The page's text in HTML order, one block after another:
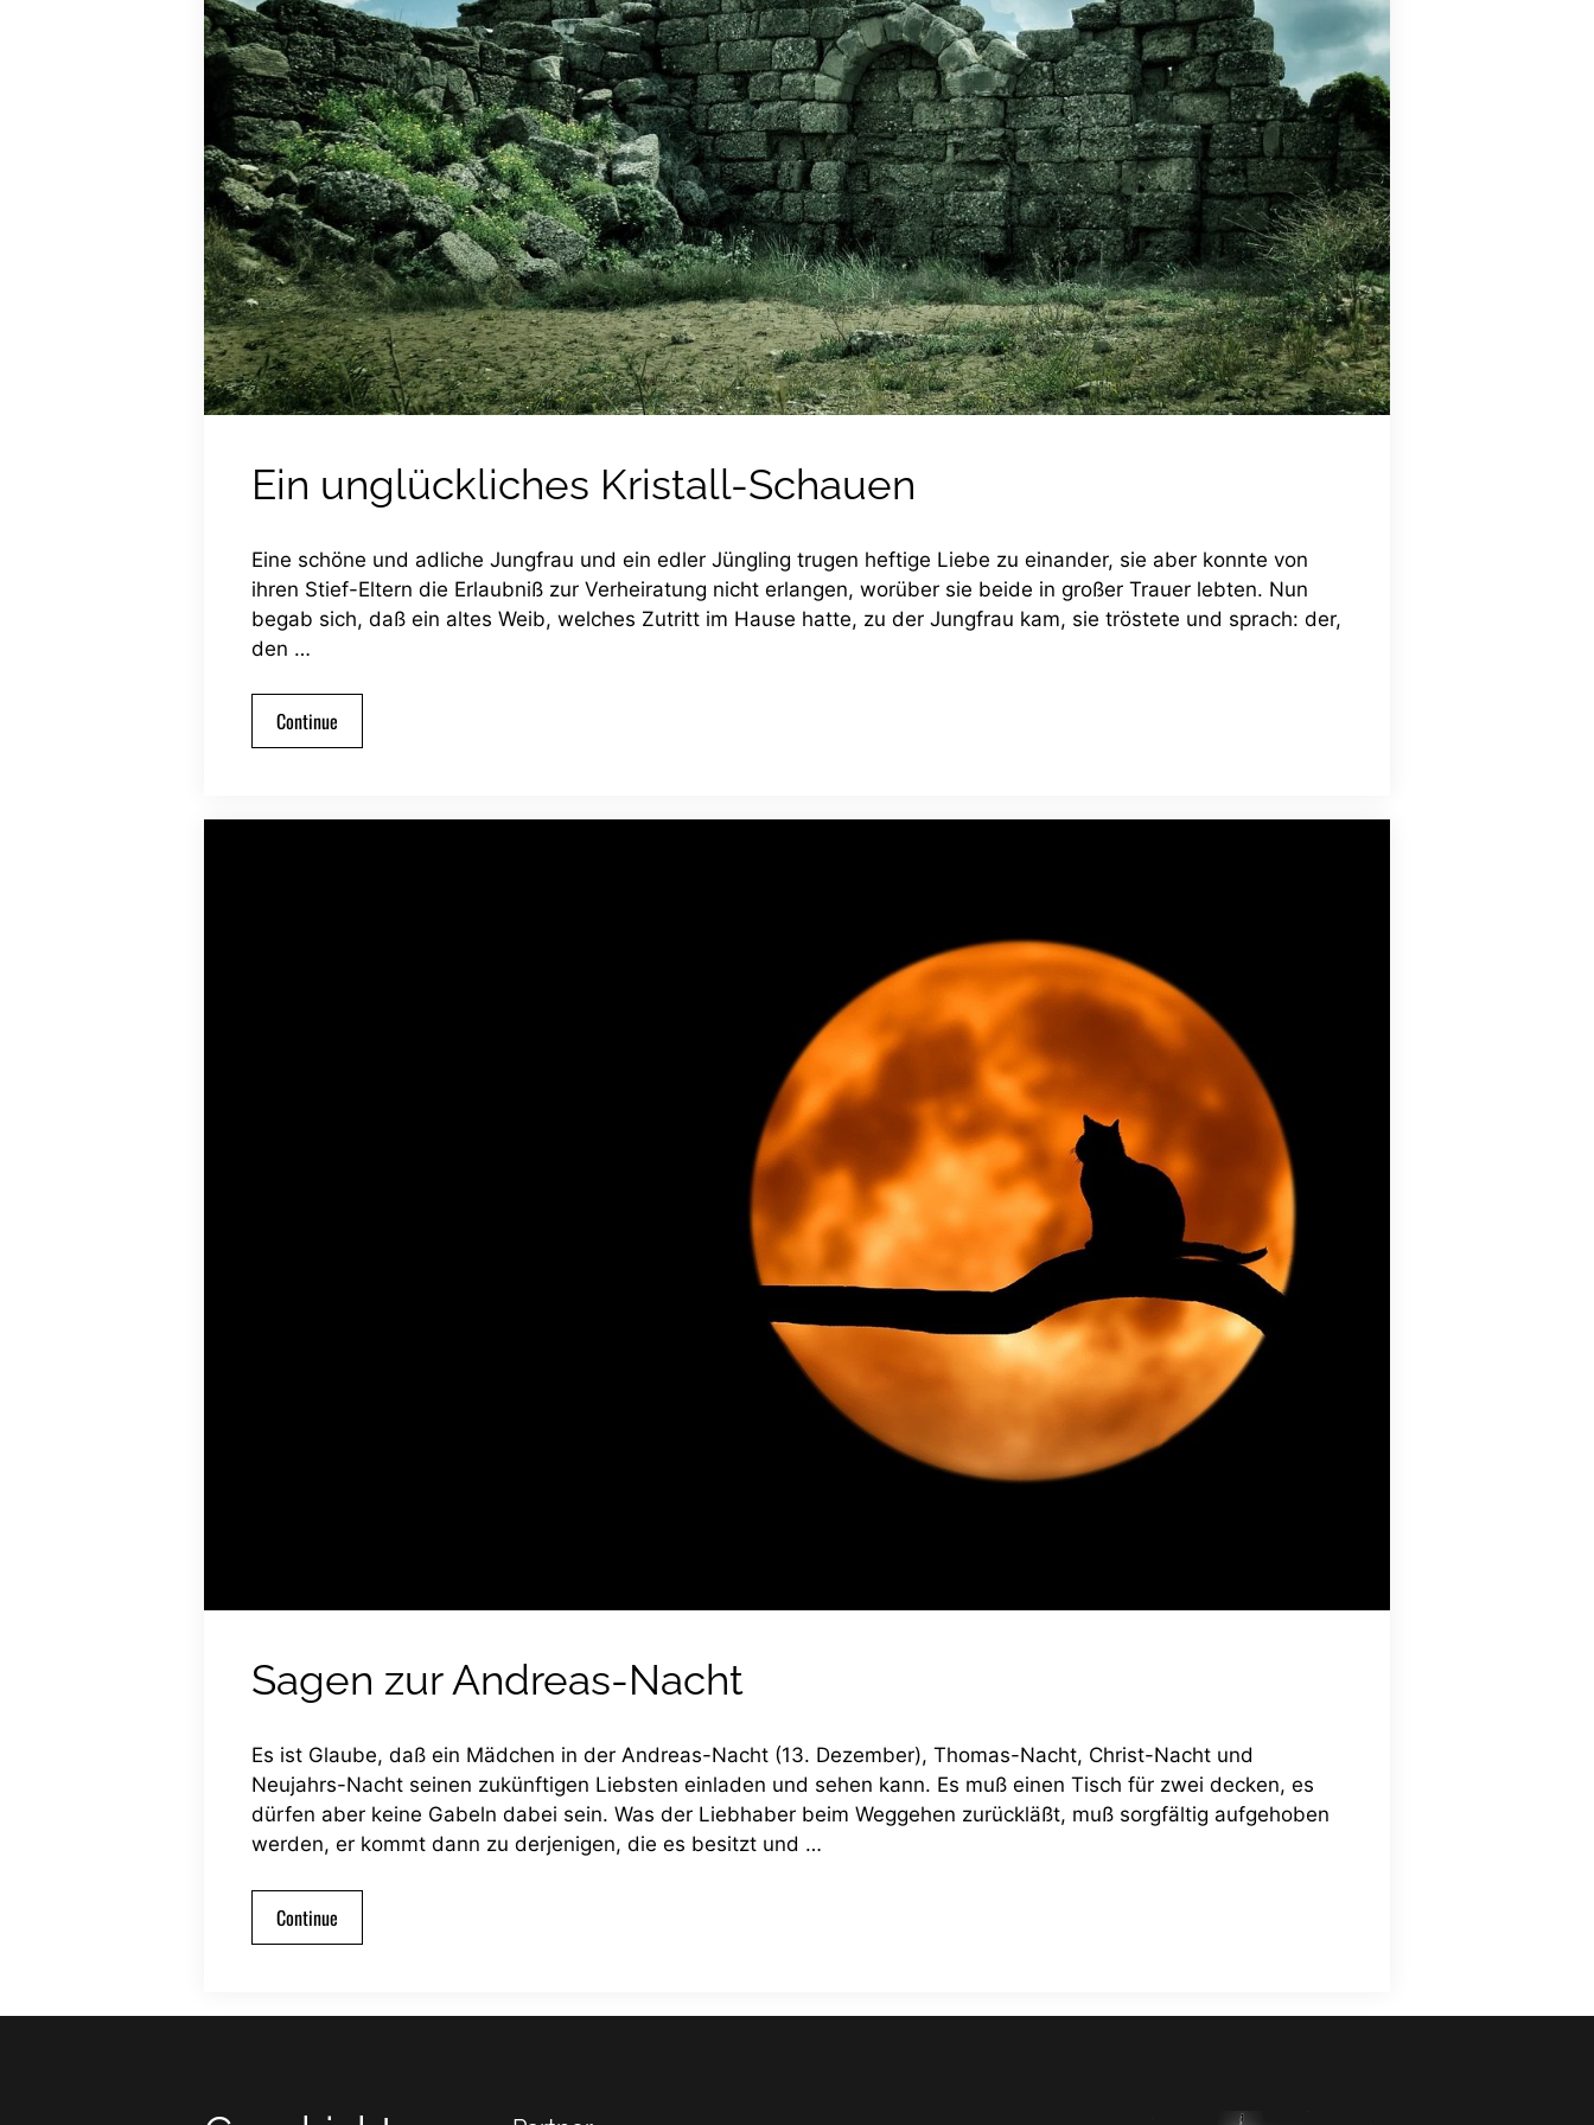
Ein unglückliches Kristall-Schauen
Eine schöne und adliche Jungfrau und ein edler Jüngling trugen heftige Liebe zu einander, sie aber konnte von
ihren Stief-Eltern die Erlaubniß zur Verheiratung nicht erlangen, worüber sie beide in großer Trauer lebten. Nun
begab sich, daß ein altes Weib, welches Zutritt im Hause hatte, zu der Jungfrau kam, sie tröstete und sprach: der,
den …
Continue
Sagen zur Andreas-Nacht
Es ist Glaube, daß ein Mädchen in der Andreas-Nacht (13. Dezember), Thomas-Nacht, Christ-Nacht und
Neujahrs-Nacht seinen zukünftigen Liebsten einladen und sehen kann. Es muß einen Tisch für zwei decken, es
dürfen aber keine Gabeln dabei sein. Was der Liebhaber beim Weggehen zurückläßt, muß sorgfältig aufgehoben
werden, er kommt dann zu derjenigen, die es besitzt und …
Continue